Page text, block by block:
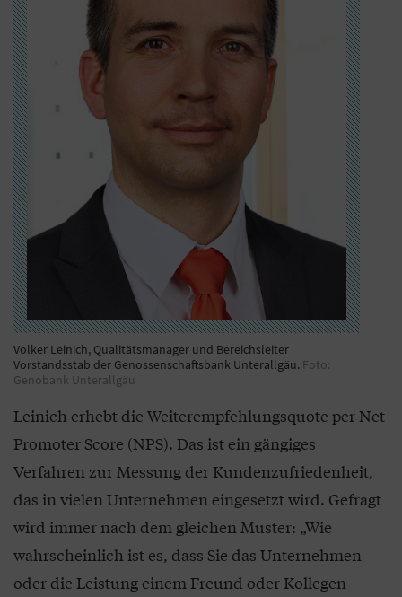
Volker Leinich, Qualitätsmanager und Bereichsleiter
Vorstandsstab der Genossenschaftsbank Unterallgäu. Foto:
Genobank Unterallgäu
Leinich erhebt die Weiterempfehlungsquote per Net
Promoter Score (NPS). Das ist ein gängiges
Verfahren zur Messung der Kundenzufriedenheit,
das in vielen Unternehmen eingesetzt wird. Gefragt
wird immer nach dem gleichen Muster: „Wie
wahrscheinlich ist es, dass Sie das Unternehmen
oder die Leistung einem Freund oder Kollegen